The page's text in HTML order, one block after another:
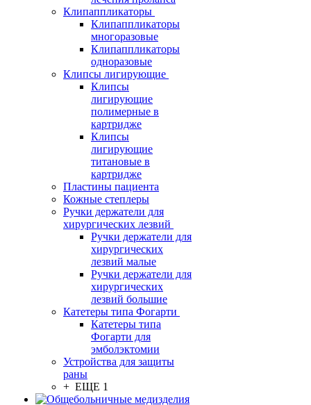
Клипаппликаторы
Клипаппликаторы
многоразовые
Клипаппликаторы
одноразовые
Клипсы лигирующие
Клипсы
лигирующие
полимерные в
картридже
Клипсы
лигирующие
титановые в
картридже
Пластины пациента
Кожные степлеры
Ручки держатели для
хирургических лезвий
Ручки держатели для
хирургических
лезвий малые
Ручки держатели для
хирургических
лезвий большие
Катетеры типа Фогарти
Катетеры типа
Фогарти для
эмболэктомии
Устройства для защиты
раны
+ ЕЩЕ 1